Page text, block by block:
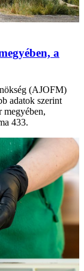
a
(AJOFM)
adatok szerint
megyében,
433.